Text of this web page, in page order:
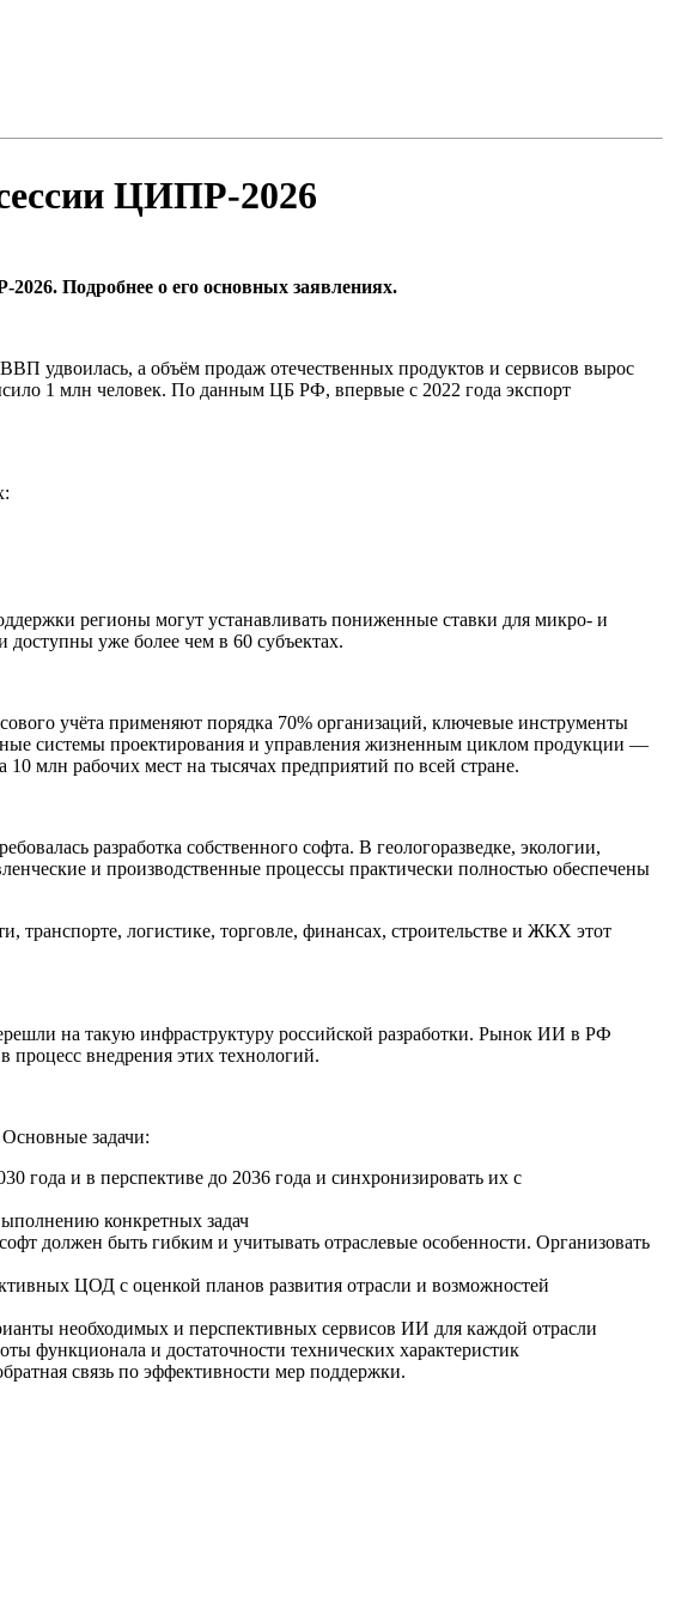
ЦИПР-2026
Подробнее о его основных заявлениях.
удвоилась, а объём продаж отечественных продуктов и сервисов вырос
1 млн человек. По данным ЦБ РФ, впервые с 2022 года экспорт
регионы могут устанавливать пониженные ставки для микро- и
уже более чем в 60 субъектах.
учёта применяют порядка 70% организаций, ключевые инструменты
системы проектирования и управления жизненным циклом продукции —
млн рабочих мест на тысячах предприятий по всей стране.
разработка собственного софта. В геологоразведке, экологии,
и производственные процессы практически полностью обеспечены
логистике, торговле, финансах, строительстве и ЖКХ этот
на такую инфраструктуру российской разработки. Рынок ИИ в РФ
внедрения этих технологий.
задачи:
и в перспективе до 2036 года и синхронизировать их с
конкретных задач
должен быть гибким и учитывать отраслевые особенности. Организовать
ЦОД с оценкой планов развития отрасли и возможностей
необходимых и перспективных сервисов ИИ для каждой отрасли
функционала и достаточности технических характеристик
связь по эффективности мер поддержки.